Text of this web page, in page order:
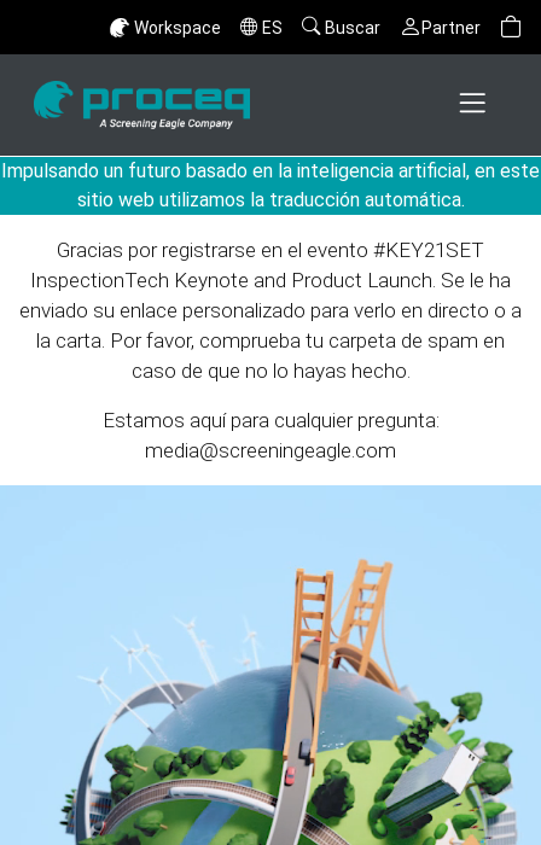
Workspace ES Buscar Partner
Impulsando un futuro basado en la inteligencia artificial, en este
sitio web utilizamos la traducción automática.
¡ESTÁS DENTRO!
Gracias por registrarse en el evento #KEY21SET
InspectionTech Keynote and Product Launch. Se le ha
enviado su enlace personalizado para verlo en directo o a
la carta. Por favor, comprueba tu carpeta de spam en
caso de que no lo hayas hecho.
Estamos aquí para cualquier pregunta:
media@screeningeagle.com